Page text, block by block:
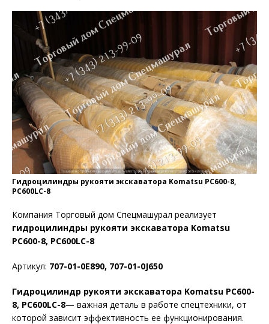
Гидроцилиндры рукояти экскаватора Komatsu PC600-8,
PC600LC-8
Компания Торговый дом Спецмашурал реализует
гидроцилиндры рукояти экскаватора Komatsu
PC600-8, PC600LC-8
Артикул: 707-01-0E890, 707-01-0J650
Гидроцилиндр рукояти экскаватора Komatsu PC600-
8, PC600LC-8— важная деталь в работе спецтехники, от
которой зависит эффективность ее функционирования.